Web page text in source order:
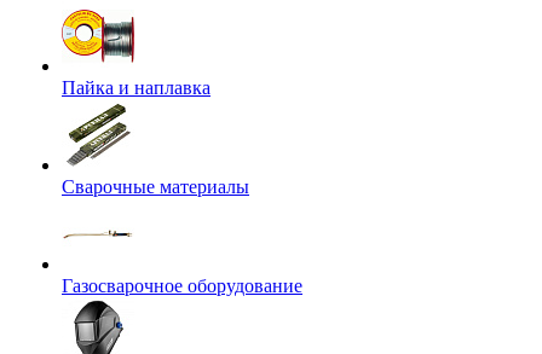
Пайка и наплавка
Сварочные материалы
Газосварочное оборудование